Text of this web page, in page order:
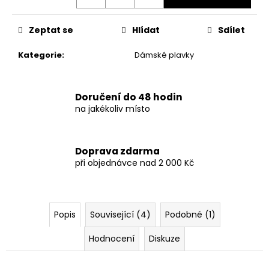
Kategorie: Dámské plavky
Zeptat se Hlídat Sdílet
Doručení do 48 hodin
na jakékoliv místo
Doprava zdarma
při objednávce nad 2 000 Kč
Popis Související (4)
Podobné (1)
Hodnocení
Diskuze
S
OZDOBNÝM
BOHO